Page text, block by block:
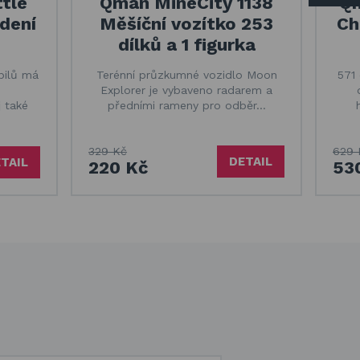
má
také
Měšíční vozítko 253
dílků a 1 figurka
Terénní průzkumné vozidlo Moon
Explorer je vybaveno radarem a
předními rameny pro odběr…
329 Kč
220 Kč DETAIL
629